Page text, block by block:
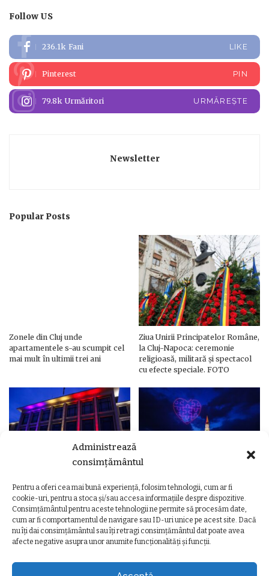
Administrează
consimțământul
Pentru a oferi cea mai bună experiență, folosim tehnologii, cum ar fi
cookie-uri, pentru a stoca și/sau accesa informațiile despre dispozitive.
Consimțământul pentru aceste tehnologii ne permite să procesăm date,
cum ar fi comportamentul de navigare sau ID-uri unice pe acest site. Dacă
nu îți dai consimțământul sau îți retragi consimțământul dat poate avea
afecte negative asupra unor anumite funcționalități și funcții.
Follow US
236.1k Fani LIKE
Pinterest PIN
79.8k Urmăritori URMĂREȘTE
Newsletter
Popular Posts
Zonele din Cluj unde
apartamentele s-au scumpit cel
mai mult în ultimii trei ani
Ziua Unirii Principatelor Române,
la Cluj-Napoca: ceremonie
religioasă, militară și spectacol
cu efecte speciale. FOTO
Ziua Unirii Principatelor Române
– Clădiri și poduri din Cluj,
iluminate în culorile drapelului
Ziua Unirii la Cluj-Napoca.
Programul complet al
evenimentelor